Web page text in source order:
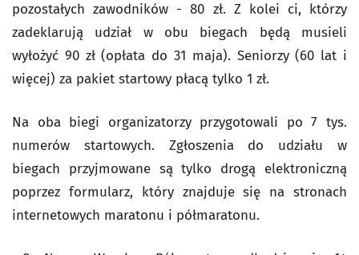
pozostałych zawodników - 80 zł. Z kolei ci, którzy
zadeklarują udział w obu biegach będą musieli
wyłożyć 90 zł (opłata do 31 maja). Seniorzy (60 lat i
więcej) za pakiet startowy płacą tylko 1 zł.
Na oba biegi organizatorzy przygotowali po 7 tys.
numerów startowych. Zgłoszenia do udziału w
biegach przyjmowane są tylko drogą elektroniczną
poprzez formularz, który znajduje się na stronach
internetowych maratonu i półmaratonu.